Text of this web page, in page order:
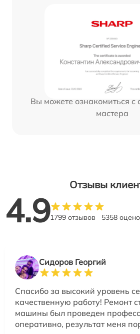
Вы можете ознакомиться с
мастера
Отзывы
4.91799 отзывов 5358
Сидоров Георгий
Спасибо за высокий уровень
качественную работу! Ремонт
машины был проведен
оперативно, результат меня